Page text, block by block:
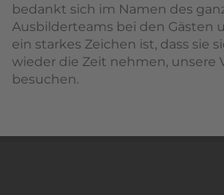
bedankt sich im Namen des
Ausbilderteams bei den Gästen
ein starkes Zeichen ist, dass sie
wieder die Zeit nehmen, unsere
besuchen.